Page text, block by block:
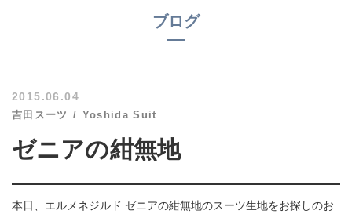
ブログ
2015.06.04
吉田スーツ Yoshida Suit
ゼニアの紺無地
本日、エルメネジルド ゼニアの紺無地のスーツ生地をお探しのお